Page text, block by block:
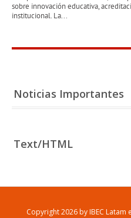
sobre innovación educativa,
institucional. La...
Noticias Importantes
Text/HTML
Copyright 2026 by IBEC